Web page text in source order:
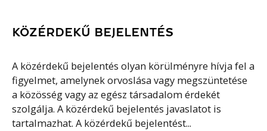
KÖZÉRDEKŰ BEJELENTÉS
A közérdekű bejelentés olyan körülményre hívja fel a
figyelmet, amelynek orvoslása vagy megszüntetése
a közösség vagy az egész társadalom érdekét
szolgálja. A közérdekű bejelentés javaslatot is
tartalmazhat. A közérdekű bejelentést...